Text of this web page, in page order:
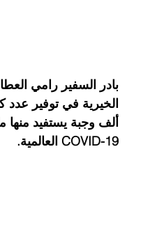
بادر السفير رامي
COVID-19 العالمية.